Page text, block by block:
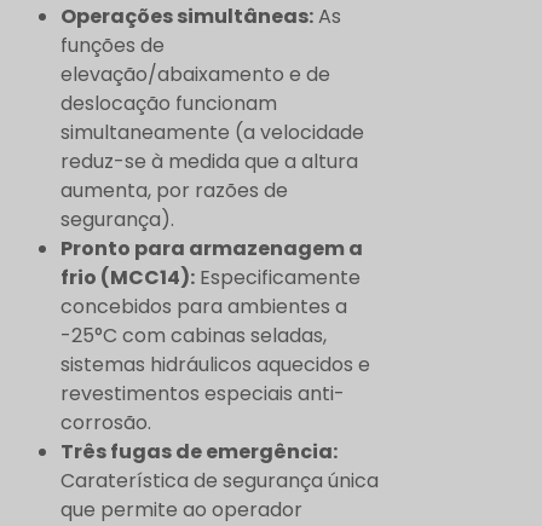
Operações simultâneas:As
funções de
elevação/abaixamento e de
deslocação funcionam
simultaneamente (a velocidade
reduz-se à medida que a altura
aumenta, por razões de
segurança).
Pronto para armazenagem a
frio (MCC14): Especificamente
concebidos para ambientes a
-25°C com cabinas seladas,
sistemas hidráulicos aquecidos e
revestimentos especiais anti-
corrosão.
Três fugas de emergência:
Caraterística de segurança única
que permite ao operador